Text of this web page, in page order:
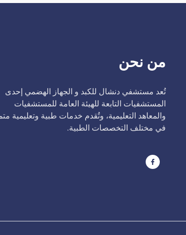
من نحن
تُعد مستشفي دنشال للكبد و الجهاز الهضمي إحدى
المستشفيات التابعة للهيئة العامة للمستشفيات
والمعاهد التعليمية، وتُقدم خدمات طبية وتعليمية
في مختلف التخصصات الطبية.